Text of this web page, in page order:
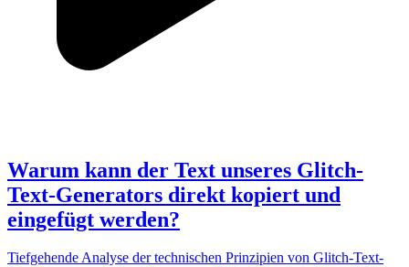
Warum kann der Text unseres Glitch-
Text-Generators direkt kopiert und
eingefügt werden?
Tiefgehende Analyse der technischen Prinzipien von Glitch-Text-